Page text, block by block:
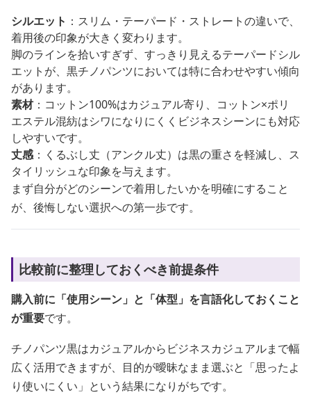
シルエット ：スリム・テーパード・ストレートの違いで、
着用後の印象が大きく変わります。
脚のラインを拾いすぎず、すっきり見えるテーパードシル
エットが、黒チノパンツにおいては特に合わせやすい傾向
があります。
素材：コットン100%はカジュアル寄り、コットン×ポリ
エステル混紡はシワになりにくくビジネスシーンにも対応
しやすいです。
丈感：くるぶし丈（アンクル丈）は黒の重さを軽減し、ス
タイリッシュな印象を与えます。
まず自分がどのシーンで着用したいかを明確にすること
が、後悔しない選択への第一歩です。
比較前に整理しておくべき前提条件
購入前に「使用シーン」と「体型」を言語化しておくこと
が重要です。
チノパンツ黒はカジュアルからビジネスカジュアルまで幅
広く活用できますが、目的が曖昧なまま選ぶと「思ったよ
り使いにくい」という結果になりがちです。